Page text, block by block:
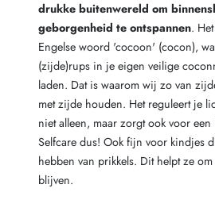
drukke buitenwereld om
geborgenheid te ontspannen.
Engelse woord 'cocoon' (cocon),
(zijde)rups in je eigen veilige
laden. Dat is waarom wij zo van
met zijde houden. Het reguleert je
niet alleen, maar zorgt ook voor
Selfcare dus! Ook fijn voor kindjes
hebben van prikkels. Dit helpt ze
blijven.